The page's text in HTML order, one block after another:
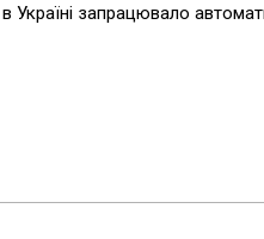
запрацювало